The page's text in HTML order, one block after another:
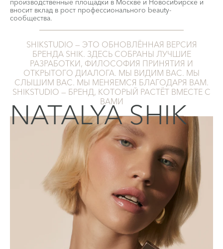
производственные площадки в Москве и Новосибирске и
вносит вклад в рост профессионального beauty-
сообщества.
SHIKSTUDIO — ЭТО ОБНОВЛЁННАЯ ВЕРСИЯ
БРЕНДА SHIK. ЗДЕСЬ СОБРАНЫ ЛУЧШИЕ
РАЗРАБОТКИ, ФИЛОСОФИЯ ПРИНЯТИЯ И
ОТКРЫТОГО ДИАЛОГА. МЫ ВИДИМ ВАС. МЫ
СЛЫШИМ ВАС. МЫ МЕНЯЕМСЯ БЛАГОДАРЯ ВАМ.
SHIKSTUDIO — БРЕНД, КОТОРЫЙ РАСТЁТ ВМЕСТЕ С
ВАМИ
NATALYA SHIK